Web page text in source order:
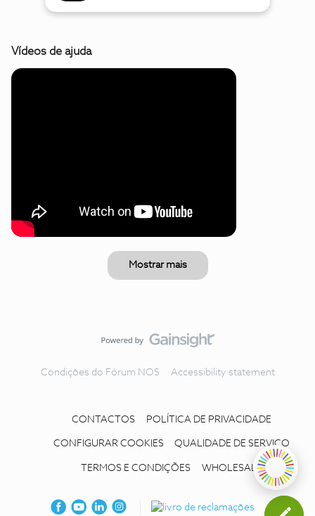
Vídeos de ajuda
Mostrar mais
Condições do Fórum NOS Accessibility statement
CONTACTOS POLÍTICA DE PRIVACIDADE
CONFIGURAR COOKIES QUALIDADE DE SERVIÇO
TERMOS E CONDIÇÕES WHOLESALE